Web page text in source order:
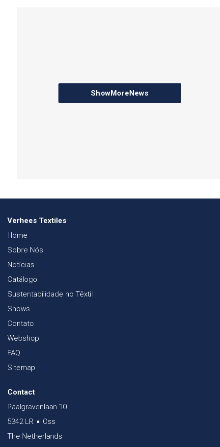
ShowMoreNews
Verhees Textiles
Home
Sobre Nós
Notícias
Catálogo
Sustentabilidade no Têxtil
Shows
Contato
Webshop
FAQ
Sitemap
Contact
Paalgravenlaan 10
5342 LR
Oss
The Netherlands